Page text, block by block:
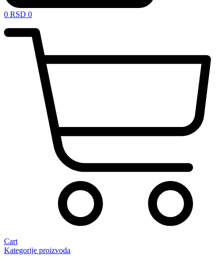
0 RSD 0
Cart
Kategorije proizvoda